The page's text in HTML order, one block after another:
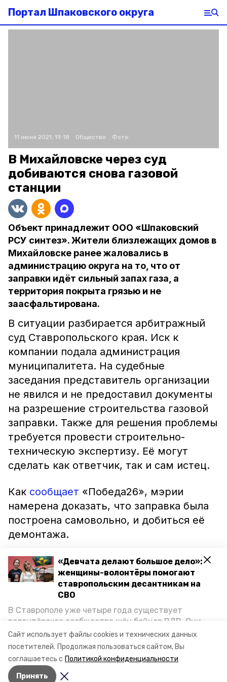
Сайт использует файлы cookies и технических данных
посетителей. Продолжая пользоваться сайтом, Вы
соглашаетесь с Политикой конфиденциальности
Принять
«Девчата делают большое дело»:
женщины-волонтёры помогают
ставропольским десантникам на
СВО
В Ставрополе уже четыре года существует
волонтёрское сообщество жён бойцов ВДВ. Они
организуют сборы вещей и продуктов для
участников спецоперации и лично отвозят всё это
на передовую. Девушки рассказали «Победе26», как
создавали добровольческий клуб и зачем проводят
масштабную акцию к 9 Мая.
Портал Шпаковского округа
11 июня 2021, 19:18 Общество Фото:
В Михайловске через суд
добиваются снова газовой
станции
Объект принадлежит ООО «Шпаковский
РСУ синтез». Жители близлежащих домов в
Михайловске ранее жаловались в
администрацию округа на то, что от
заправки идёт сильный запах газа, а
территория покрыта грязью и не
заасфальтирована.
В ситуации разбирается арбитражный
суд Ставропольского края. Иск к
компании подала администрация
муниципалитета. На судебные
заседания представитель организации
не явился и не предоставил документы
на разрешение строительства газовой
заправки. Также для решения проблемы
требуется провести строительно-
техническую экспертизу. Её могут
сделать как ответчик, так и сам истец.
Как сообщает «Победа26», мэрии
намерена доказать, что заправка была
построена самовольно, и добиться её
демонтажа.
Следующее заседание назначено на 28
июня 2021 года. Истец должен будет
предоставить доказательства
разрешение на строительство объекта
и заключение, что постройка не
угрожает живущим рядом гражданам.
Авторы: Елизавета Крыпаева